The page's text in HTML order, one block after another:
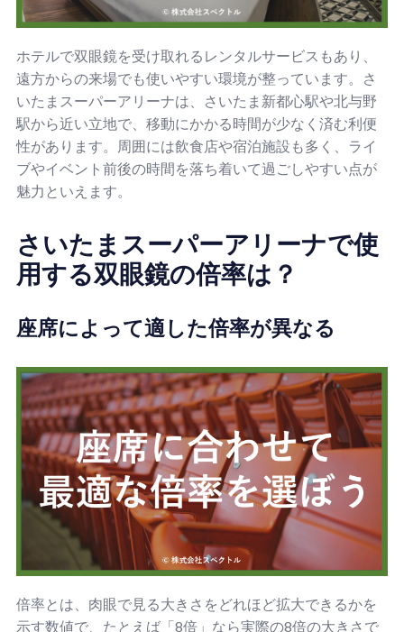
ホテルで双眼鏡を受け取れるレンタルサービスもあり、
遠方からの来場でも使いやすい環境が整っています。さ
いたまスーパーアリーナは、さいたま新都心駅や北与野
駅から近い立地で、移動にかかる時間が少なく済む利便
性があります。周囲には飲食店や宿泊施設も多く、ライ
ブやイベント前後の時間を落ち着いて過ごしやすい点が
魅力といえます。
さいたまスーパーアリーナで使
用する双眼鏡の倍率は？
座席によって適した倍率が異なる
倍率とは、肉眼で見る大きさをどれほど拡大できるかを
示す数値で、たとえば「8倍」なら実際の8倍の大きさで